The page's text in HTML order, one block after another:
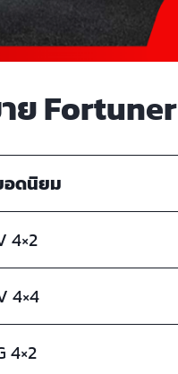
ย
อดนิยม
4×2
4×4
4×2